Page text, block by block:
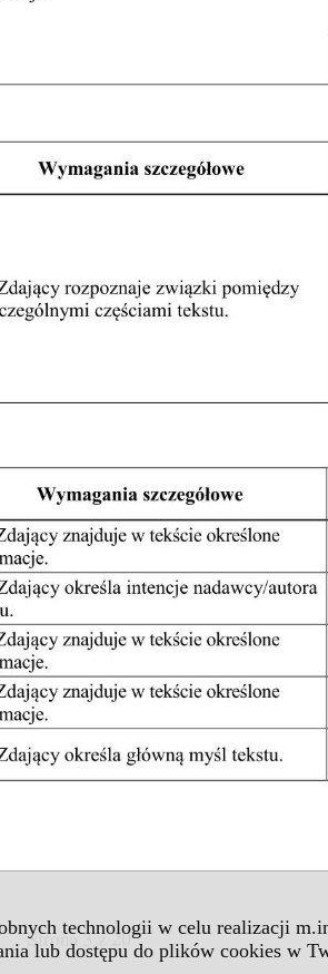
technologii w celu realizacji
lub dostępu do plików cookies w